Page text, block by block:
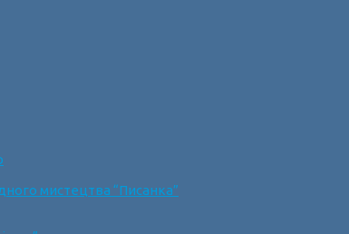
мистецтва “Писанка”